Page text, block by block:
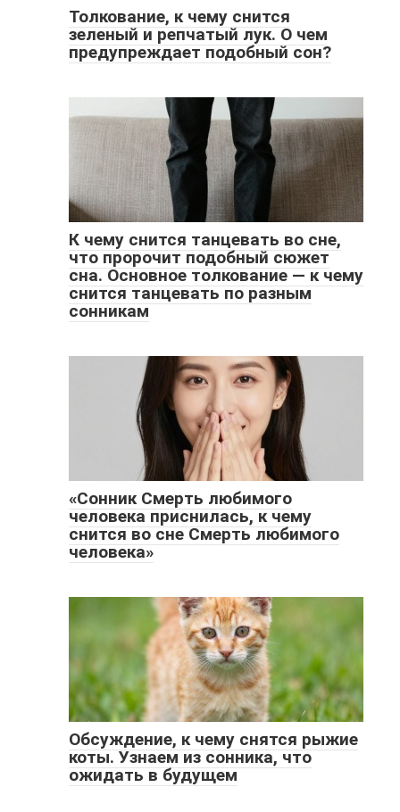
Толкование, к чему снится
зеленый и репчатый лук. О чем
предупреждает подобный сон?
К чему снится танцевать во сне,
что пророчит подобный сюжет
сна. Основное толкование — к чему
снится танцевать по разным
сонникам
«Сонник Смерть любимого
человека приснилась, к чему
снится во сне Смерть любимого
человека»
Обсуждение, к чему снятся рыжие
коты. Узнаем из сонника, что
ожидать в будущем